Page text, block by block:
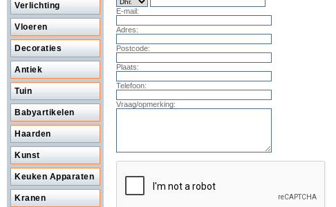
Verlichting
Vloeren
Decoraties
Antiek
Tuin
Babyartikelen
Haarden
Kunst
Keuken Apparaten
Kranen
E-mail:
Adres:
Postcode:
Plaats:
Telefoon:
Vraag/opmerking: